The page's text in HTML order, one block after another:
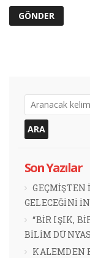
Son Yazılar
GEÇMİŞTEN
GELECEĞİNİ
“BİR IŞIK,
BİLİM
KALEMDEN